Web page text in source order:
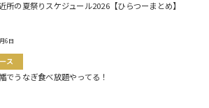
所の夏祭りスケジュール2026【ひらつーまとめ】
6日
ス
でうなぎ食べ放題やってる！